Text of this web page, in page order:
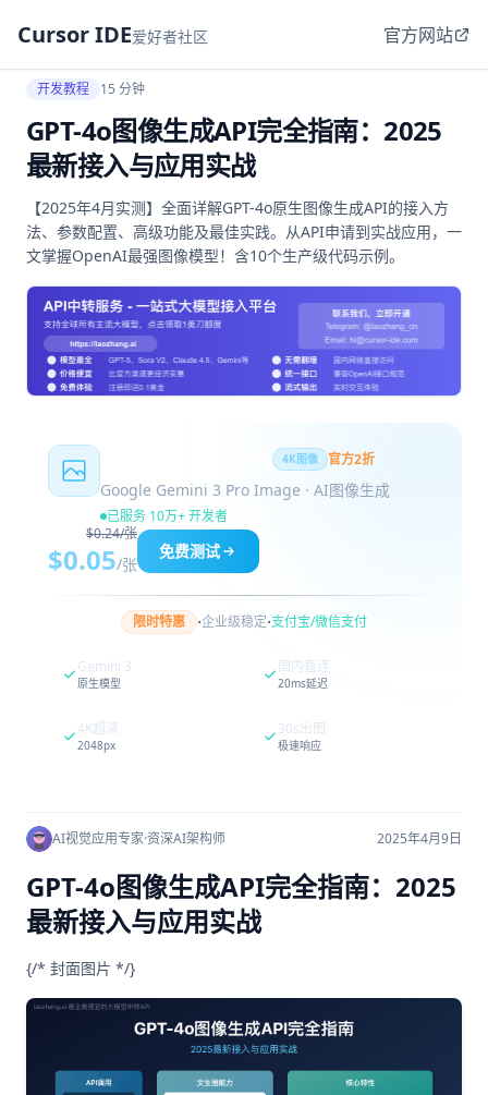
Cursor IDE爱好者社区 官方网站
开发教程 15 分钟
GPT-4o图像生成API完全指南：2025
最新接入与应用实战
【2025年4月实测】全面详解GPT-4o原生图像生成API的接入方
法、参数配置、高级功能及最佳实践。从API申请到实战应用，一
文掌握OpenAI最强图像模型！含10个生产级代码示例。
4K图像 官方2折
Google Gemini 3 Pro Image · AI图像生成
已服务 10万+ 开发者
$0.24/张
$0.05/张
免费测试
限时特惠 ·企业级稳定·支付宝/微信支付
Gemini 3
原生模型
国内直连
20ms延迟
4K超清
2048px
30s出图
极速响应
AI视觉应用专家·资深AI架构师 2025年4月9日
GPT-4o图像生成API完全指南：2025
最新接入与应用实战
{/* 封面图片 */}